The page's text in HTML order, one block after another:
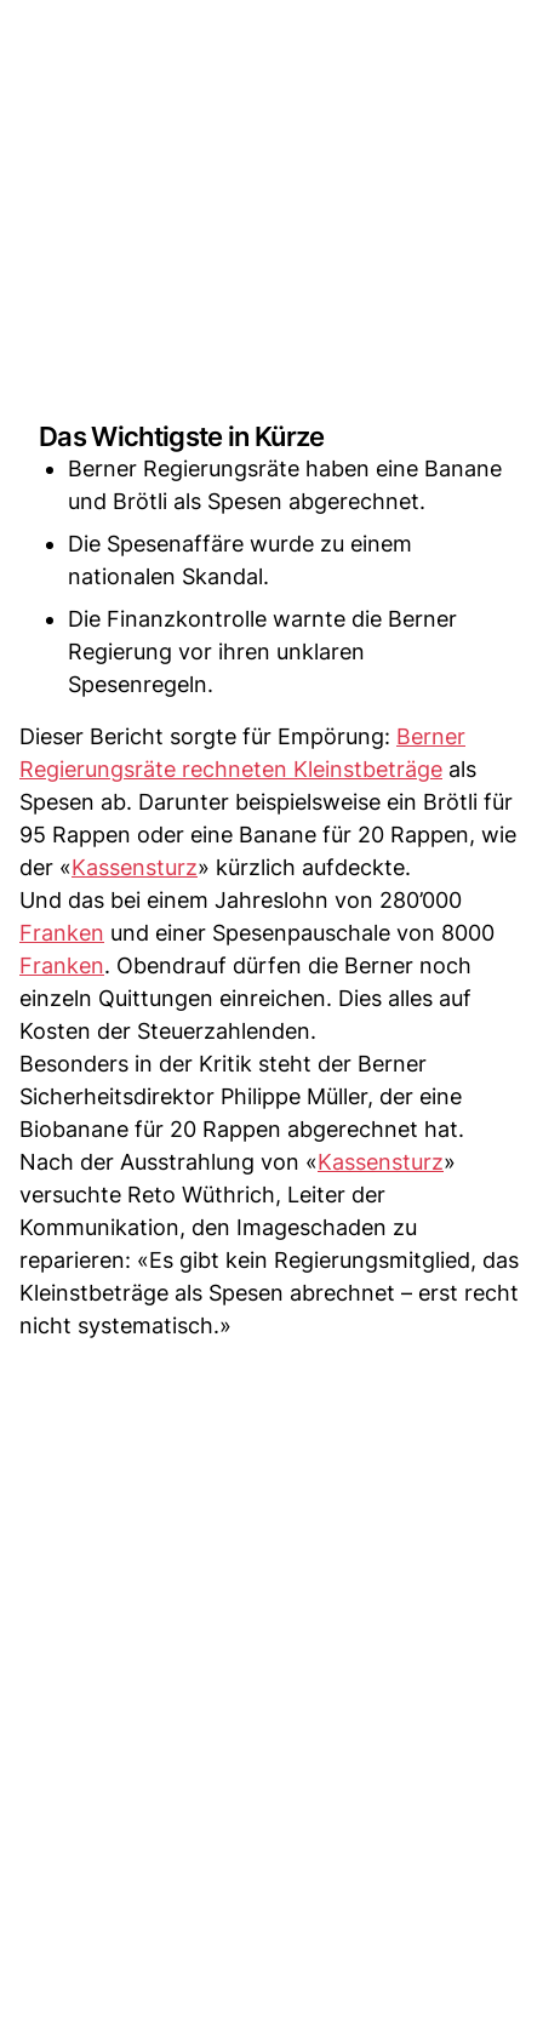
Das Wichtigste in Kürze
Berner Regierungsräte haben eine Banane
und Brötli als Spesen abgerechnet.
Die Spesenaffäre wurde zu einem
nationalen Skandal.
Die Finanzkontrolle warnte die Berner
Regierung vor ihren unklaren
Spesenregeln.
Dieser Bericht sorgte für Empörung: Berner
Regierungsräte rechneten Kleinstbeträge als
Spesen ab. Darunter beispielsweise ein Brötli für
95 Rappen oder eine Banane für 20 Rappen, wie
der «Kassensturz» kürzlich aufdeckte.
Und das bei einem Jahreslohn von 280’000
Franken und einer Spesenpauschale von 8000
Franken. Obendrauf dürfen die Berner noch
einzeln Quittungen einreichen. Dies alles auf
Kosten der Steuerzahlenden.
Besonders in der Kritik steht der Berner
Sicherheitsdirektor Philippe Müller, der eine
Biobanane für 20 Rappen abgerechnet hat.
Nach der Ausstrahlung von «Kassensturz»
versuchte Reto Wüthrich, Leiter der
Kommunikation, den Imageschaden zu
reparieren: «Es gibt kein Regierungsmitglied, das
Kleinstbeträge als Spesen abrechnet – erst recht
nicht systematisch.»